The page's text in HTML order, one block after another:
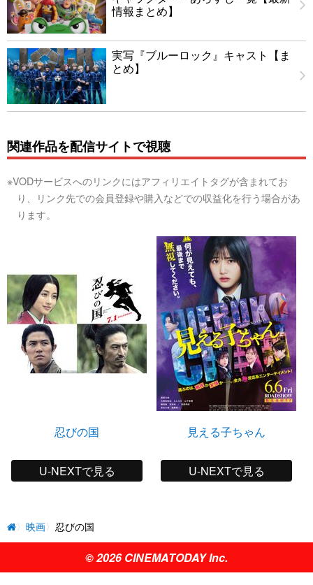
情報まとめ】
実写『ブルーロック』キャスト【ま
とめ】
関連作品を配信サイトで視聴
※VODサービスへのリンクにはアフィリエイトタグが含まれてお
り、リンク先での会員登録や購入などでの収益化を行う場合があ
ります。
忍びの国
U-NEXTで見る
見える子ちゃん
U-NEXTで見る
映画 忍びの国
© 2026 CINEMATODAY Inc.